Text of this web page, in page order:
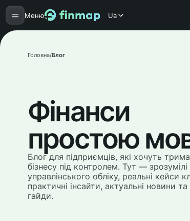
Меню Ua
Головна/Блог
Фінанси
простою
Блог для підприємців, які хочуть
бізнесу під контролем. Тут —
управлінського обліку, реальні кейси
практичні інсайти, актуальні новини
гайди.